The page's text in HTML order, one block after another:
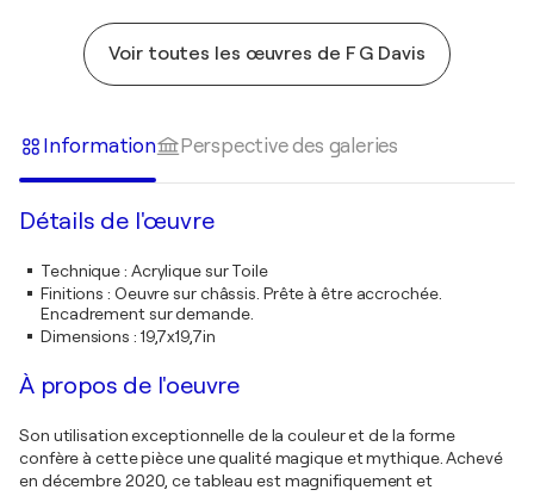
Voir toutes les œuvres de F G Davis
Information Perspective des galeries
Détails de l'œuvre
Technique: Acrylique sur Toile
Finitions : Oeuvre sur châssis. Prête à être accrochée.
Encadrement sur demande.
Dimensions : 19,7x19,7in
À propos de l'oeuvre
Son utilisation exceptionnelle de la couleur et de la forme
confère à cette pièce une qualité magique et mythique. Achevé
en décembre 2020, ce tableau est magnifiquement et